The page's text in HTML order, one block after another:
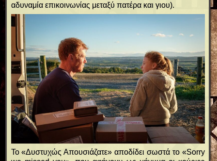
αδυναμία επικοινωνίας μεταξύ πατέρα και γιου).
Το «Δυστυχώς Απουσιάζατε» αποδίδει σωστά το «Sorry